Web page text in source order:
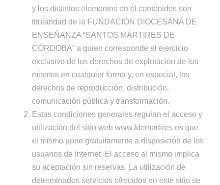
y los distintos elementos en él contenidos son
titularidad de la FUNDACIÓN DIOCESANA DE
ENSEÑANZA “SANTOS MÁRTIRES DE
CÓRDOBA” a quien corresponde el ejercicio
exclusivo de los derechos de explotación de los
mismos en cualquier forma y, en especial, los
derechos de reproducción, distribución,
comunicación pública y transformación.
Estas condiciones generales regulan el acceso y
utilización del sitio web www.fdemartires.es que
el mismo pone gratuitamente a disposición de los
usuarios de Internet. El acceso al mismo implica
su aceptación sin reservas. La utilización de
determinados servicios ofrecidos en este sitio se